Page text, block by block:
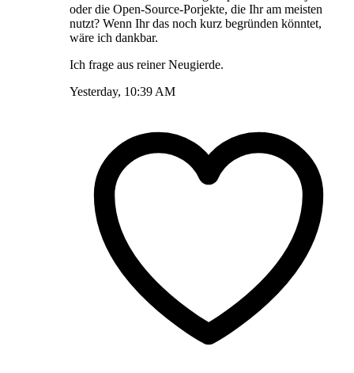
oder die Open-Source-Porjekte, die Ihr am meisten
nutzt? Wenn Ihr das noch kurz begründen könntet,
wäre ich dankbar.
Ich frage aus reiner Neugierde.
Yesterday, 10:39 AM